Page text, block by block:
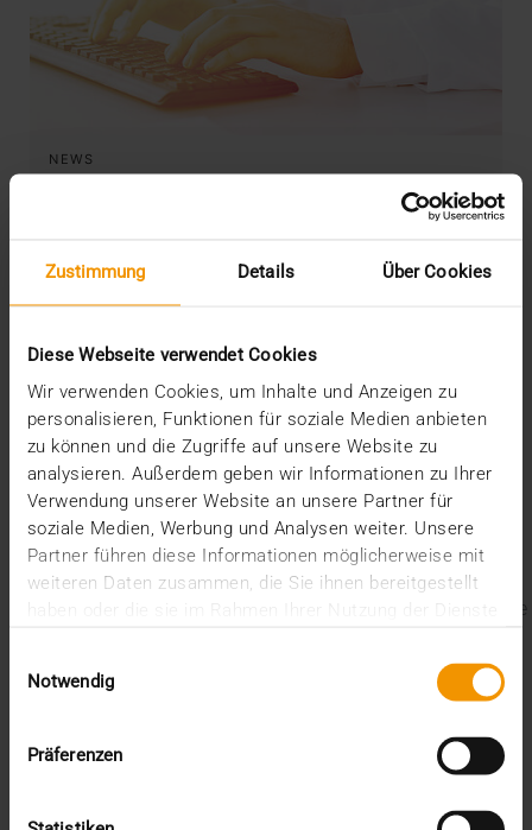
Zustimmung Details Über Cookies
Diese Webseite verwendet Cookies
Wir verwenden Cookies, um Inhalte und Anzeigen zu
personalisieren, Funktionen für soziale Medien anbieten
zu können und die Zugriffe auf unsere Website zu
analysieren. Außerdem geben wir Informationen zu Ihrer
Verwendung unserer Website an unsere Partner für
soziale Medien, Werbung und Analysen weiter. Unsere
Partner führen diese Informationen möglicherweise mit
weiteren Daten zusammen, die Sie ihnen bereitgestellt
Notwendig
Präferenzen
NEWS
Durch die Erweiterung des IHE XDM Profils um
DR. MARC KÄMMERER
MEHR ERFAHREN
Letzte Blogbeiträge
Der EHDS – ein Rahmen für Spielregeln und
Innovation
Der EU AI Act im Krankenhaus: So betten Sie KI in Ihre
So kommen Dokumente automatisch in die ePA
Kategorien
CSR